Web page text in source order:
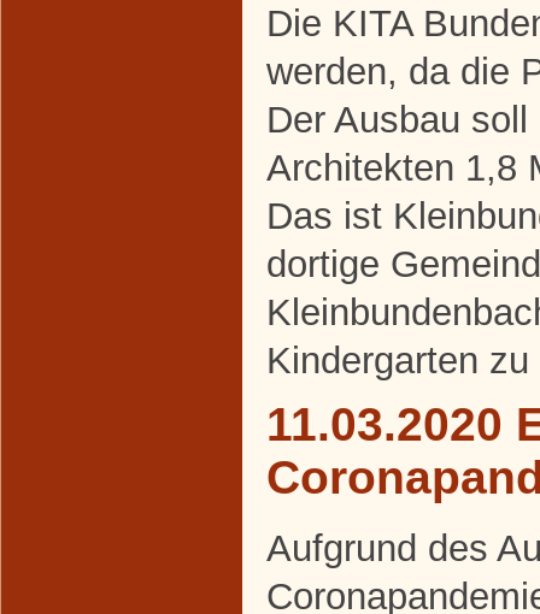
Die KITA
werden, da die
Der Ausbau
Architekten 1,8
Das ist
dortige
Kindergarten zu
11.03.2020
Aufgrund des